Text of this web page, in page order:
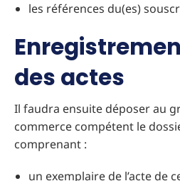
les références du(es)
des actes
Il faudra ensuite déposer au
commerce compétent le
comprenant :
un exemplaire de l’acte de